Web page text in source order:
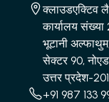
क्लाउडएक्टिव
कार्यालय संख्या
भूटानी
सेक्टर 90,
उत्तर प्रदेश-
+91 987 133